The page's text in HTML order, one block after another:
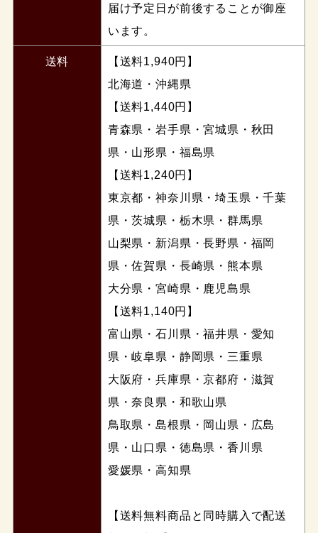
届け予定日が前後することが御座
います。
送料
【送料1,940円】
北海道・沖縄県
【送料1,440円】
青森県・岩手県・宮城県・秋田
県・山形県・福島県
【送料1,240円】
東京都・神奈川県・埼玉県・千葉
県・茨城県・栃木県・群馬県
山梨県・新潟県・長野県・福岡
県・佐賀県・長崎県・熊本県
大分県・宮崎県・鹿児島県
【送料1,140円】
富山県・石川県・福井県・愛知
県・岐阜県・静岡県・三重県
大阪府・兵庫県・京都府・滋賀
県・奈良県・和歌山県
鳥取県・島根県・岡山県・広島
県・山口県・徳島県・香川県
愛媛県・高知県
【送料無料商品と同時購入で配送